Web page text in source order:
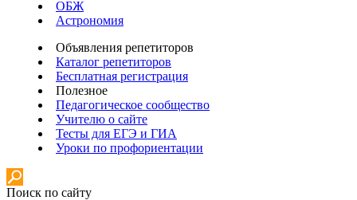
ОБЖ
Астрономия
Объявления репетиторов
Каталог репетиторов
Бесплатная регистрация
Полезное
Педагогическое сообщество
Учителю о сайте
Тесты для ЕГЭ и ГИА
Уроки по профориентации
Поиск по сайту